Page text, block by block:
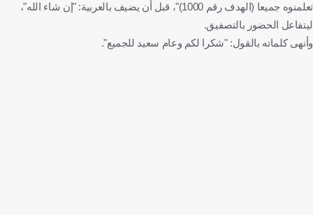
تعلمنوه جميعا (الهدف رقم 1000)"، قبل أن يضيف بالعربية: "إن شاء الله"،
ليتفاعل الحضور بالتصفيق.
وأنهى كلماته بالقول: "شكرا لكم وعام سعيد للجميع".